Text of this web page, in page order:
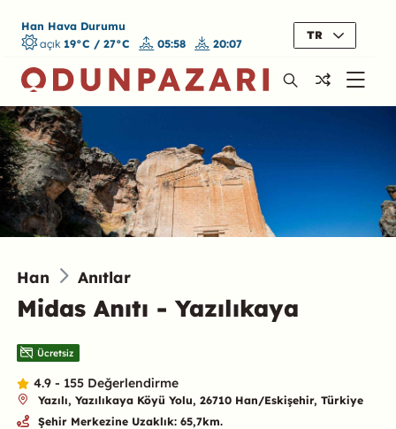
Han Hava Durumu
açık 19°C / 27°C 05:58 20:07
TR
Han Anıtlar
Midas Anıtı - Yazılıkaya
Ücretsiz
4.9 - 155 Değerlendirme
Yazılı, Yazılıkaya Köyü Yolu, 26710 Han/Eskişehir, Türkiye
Şehir Merkezine Uzaklık: 65,7km.